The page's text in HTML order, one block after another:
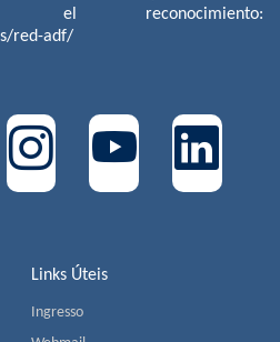
Links Úteis
Ingresso
el reconocimiento:
red-adf/